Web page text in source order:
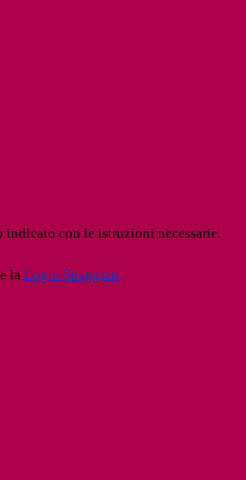
con le istruzioni necessarie.
la Login Spaggiari